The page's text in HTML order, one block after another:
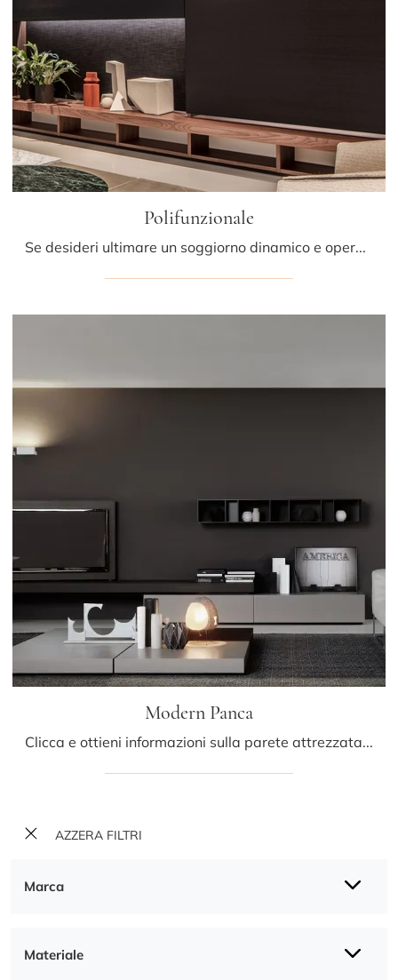
AZZERA FILTRI
Marca
Materiale
Polifunzionale
Se desideri ultimare un soggiorno dinamico e operativo dalle linee moderne, ecco a te la parete attrezzata Polifunzionale Porro.
Modern Panca
Clicca e ottieni informazioni sulla parete attrezzata Modern Panca della firma Porro: è la soluzione dalle linee moderne ideale per te.